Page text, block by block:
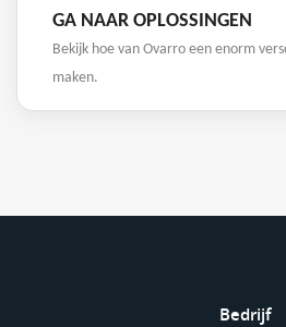
GA NAAR OPLOSSINGEN
Bekijk hoe van Ovarro een enorm
maken.
Bedrijf